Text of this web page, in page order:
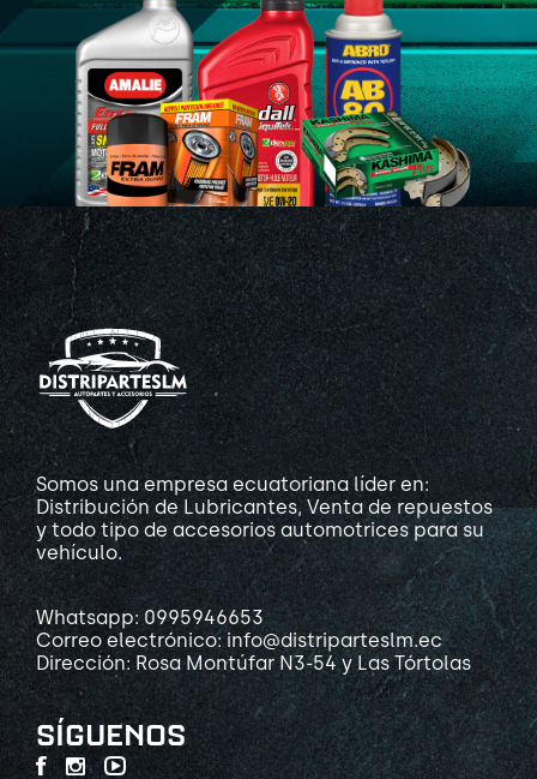
Somos una empresa ecuatoriana líder en:
Distribución de Lubricantes, Venta de repuestos
y todo tipo de accesorios automotrices para su
vehículo.
Whatsapp: 0995946653
Correo electrónico: info@distriparteslm.ec
Dirección: Rosa Montúfar N3-54 y Las Tórtolas
SÍGUENOS